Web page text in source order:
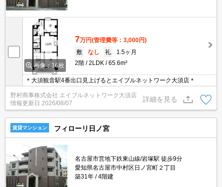
画像：16枚
7万円(管理費等：3,000円)
敷
なし 礼
1.5ヶ月
2階
2LDK 65.6m²
＊大須観音駅4番出口見上げるとエイブルネットワーク大須店＊
野村商事株式会社 エイブルネットワーク大須店
情報更新日 2026/08/07
詳細を見る
賃貸マンション フィローリ日ノ宮
名古屋市営地下鉄東山線/岩塚駅 徒歩9分
愛知県名古屋市中村区日ノ宮町２丁目
築31年
4階建